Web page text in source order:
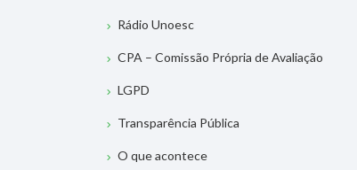
Rádio Unoesc
CPA – Comissão Própria de Avaliação
LGPD
Transparência Pública
O que acontece